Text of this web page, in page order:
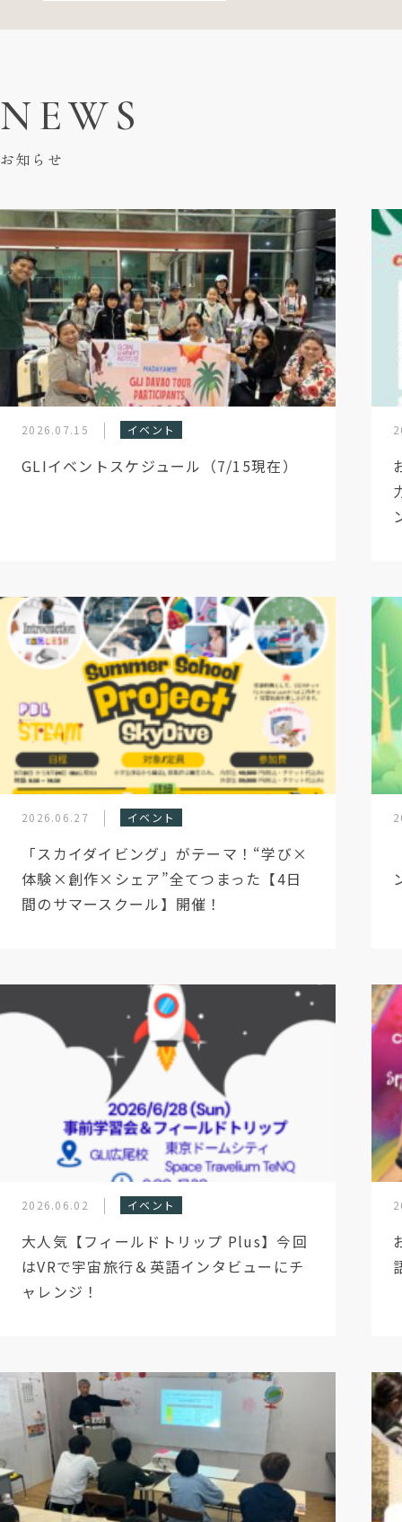
NEWS
お知らせ
2026.07.15 イベント
GLIイベントスケジュール（7/15現在）
2026.06.27 イベント
「スカイダイビング」がテーマ！“学び×
体験×創作×シェア”全てつまった【4日
間のサマースクール】開催！
2026.06.02 イベント
大人気【フィールドトリップ Plus】今回
はVRで宇宙旅行＆英語インタビューにチ
ャレンジ！